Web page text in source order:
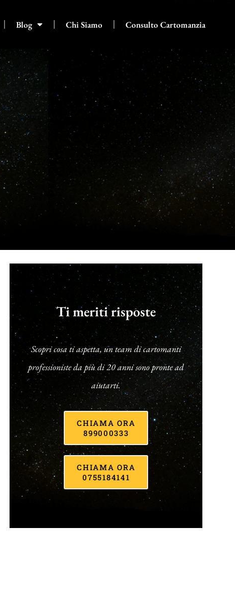
Blog Chi Siamo Consulto Cartomanzia
Ti meriti risposte
Scopri cosa ti aspetta, un team di cartomanti
professioniste da più di 20 anni sono pronte ad
aiutarti.
CHIAMA ORA
899000333
CHIAMA ORA
0755184141